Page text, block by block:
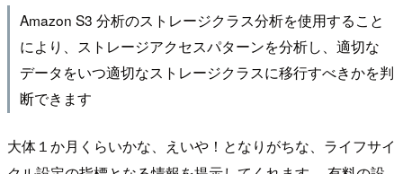
Amazon S3 分析のストレージクラス分析を使用すること
により、ストレージアクセスパターンを分析し、適切な
データをいつ適切なストレージクラスに移行すべきかを判
断できます
大体１か月くらいかな、えいや！となりがちな、ライフサイ